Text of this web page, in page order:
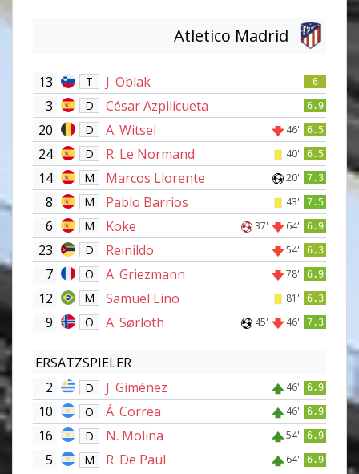
Atletico Madrid
13 T J. Oblak 6
3 D César Azpilicueta 6.9
20 D A. Witsel 46' 6.5
24 D R. Le Normand 40' 6.5
14 M Marcos Llorente 20' 7.3
8 M Pablo Barrios 43' 7.5
6 M Koke 37' 64' 6.9
23 D Reinildo 54' 6.3
7 O A. Griezmann 78' 6.9
12 M Samuel Lino 81' 6.3
9 O A. Sørloth 45' 46' 7.3
ERSATZSPIELER
2
D J. Giménez 46' 6.9
10 O Á. Correa 46' 6.9
16 D N. Molina 54' 6.9
5 M R. De Paul 64' 6.9